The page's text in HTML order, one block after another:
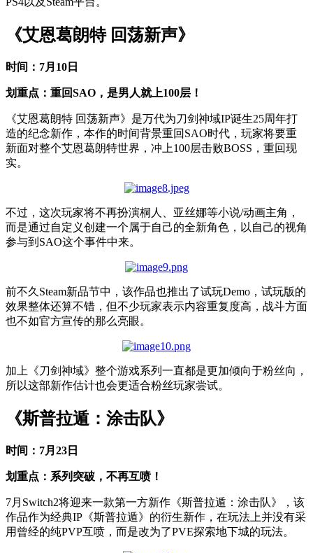
《艾恩葛朗特 回荡新声》
时间：7月10日
划重点：重回SAO，是男人就上100层！
《艾恩葛朗特 回荡新声》是万代为刀剑神域IP诞生25周年打
造的纪念新作，本作的时间背景重回SAO时代，玩家将要重
新面对整个艾恩葛朗特世界，冲上100层击败BOSS，重回现
实。
不过，这次玩家将不再扮演桐人、亚丝娜等小说/动画主角，
而是通过自定义创建一个属于自己的全新角色，以自己的视角
参与到SAO这个事件中来。
前不久Steam新品节中，该作品也推出了试玩Demo，试玩版的
效果整体还算不错，但不少玩家表示内容重复度高，战斗方面
也不如官方宣传的那么亮眼。
加上《刀剑神域》整个游戏系列一直都是更加倾向于粉丝向，
所以这部新作估计也会更适合粉丝玩家尝试。
《斯普拉遁：涂击队》
时间：7月23日
划重点：系列突破，不再互喷！
7月Switch2将迎来一款第一方新作《斯普拉遁：涂击队》，该
作品作为经典IP《斯普拉遁》的衍生新作，在玩法上并没有采
用曾经的纯PVP互喷，而是改为了PVE探索地下城的玩法。